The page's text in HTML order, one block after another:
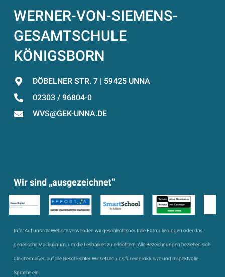
WERNER-VON-SIEMENS-
GESAMTSCHULE
KÖNIGSBORN
DÖBELNER STR. 7 | 59425 UNNA
02303 / 96804-0
WVS@GEK-UNNA.DE
Wir sind „ausgezeichnet“
Info:Auf unserer Website verwenden wir geschlechtsneutrale Formulierungen oder das
generische Maskulinum, um die Lesbarkeit zu erleichtern. Alle Bezeichnungen beziehen sich
gleichermaßen auf alle Geschlechter. Wir setzen uns für eine inklusive und respektvolle
Sprache ein.